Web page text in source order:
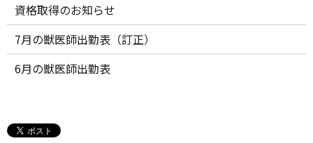
資格取得のお知らせ
7月の獣医師出勤表（訂正）
6月の獣医師出勤表